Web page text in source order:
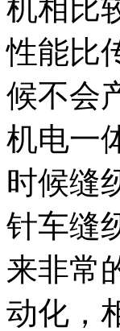
机相比
性能比
候不会
机电一
时候缝
针车缝
来非常
动化，